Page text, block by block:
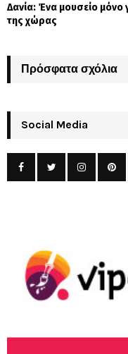
Δανία: Ένα μουσείο μόνο
της χώρας
Πρόσφατα σχόλια
Social Media